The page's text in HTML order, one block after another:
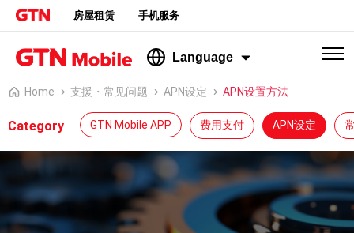
房屋租赁 手机服务
Language
Home 支援・常见问题 APN设定 APN设置方法
Category GTN Mobile APP 费用支付 APN设定